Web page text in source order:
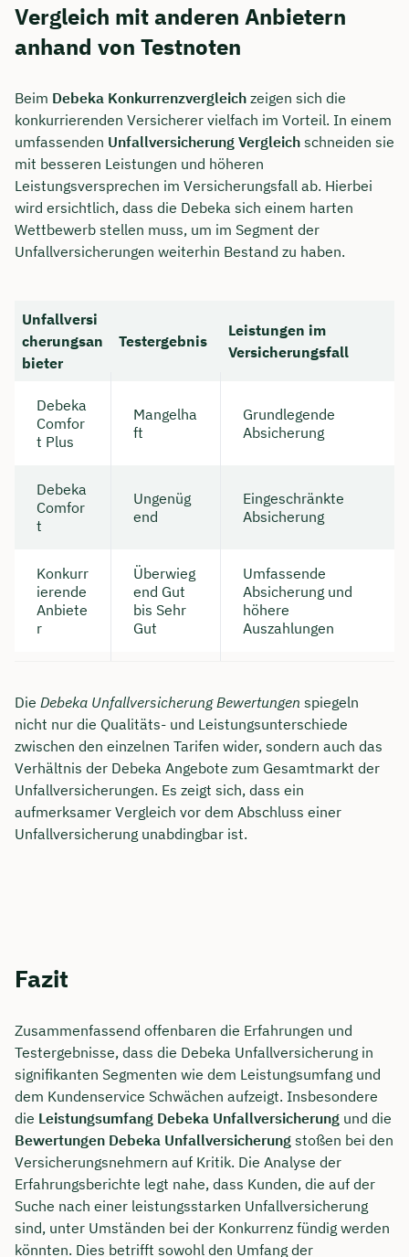
Vergleich mit anderen Anbietern
anhand von Testnoten
Beim Debeka Konkurrenzvergleich zeigen sich die
konkurrierenden Versicherer vielfach im Vorteil. In einem
umfassenden Unfallversicherung Vergleich schneiden sie
mit besseren Leistungen und höheren
Leistungsversprechen im Versicherungsfall ab. Hierbei
wird ersichtlich, dass die Debeka sich einem harten
Wettbewerb stellen muss, um im Segment der
Unfallversicherungen weiterhin Bestand zu haben.
Unfallversi
cherungsan
bieter
Testergebnis
Leistungen im
Versicherungsfall
Debeka
Comfor
t Plus
Mangelha
ft
Grundlegende
Absicherung
Debeka
Comfor
t
Ungenüg
end
Eingeschränkte
Absicherung
Konkurr
ierende
Anbiete
r
Überwieg
end Gut
bis Sehr
Gut
Umfassende
Absicherung und
höhere
Auszahlungen
Die Debeka Unfallversicherung Bewertungen spiegeln
nicht nur die Qualitäts- und Leistungsunterschiede
zwischen den einzelnen Tarifen wider, sondern auch das
Verhältnis der Debeka Angebote zum Gesamtmarkt der
Unfallversicherungen. Es zeigt sich, dass ein
aufmerksamer Vergleich vor dem Abschluss einer
Unfallversicherung unabdingbar ist.
Fazit
Zusammenfassend offenbaren die Erfahrungen und
Testergebnisse, dass die Debeka Unfallversicherung in
signifikanten Segmenten wie dem Leistungsumfang und
dem Kundenservice Schwächen aufzeigt. Insbesondere
die Leistungsumfang Debeka Unfallversicherung und die
Bewertungen Debeka Unfallversicherung stoßen bei den
Versicherungsnehmern auf Kritik. Die Analyse der
Erfahrungsberichte legt nahe, dass Kunden, die auf der
Suche nach einer leistungsstarken Unfallversicherung
sind, unter Umständen bei der Konkurrenz fündig werden
könnten. Dies betrifft sowohl den Umfang der